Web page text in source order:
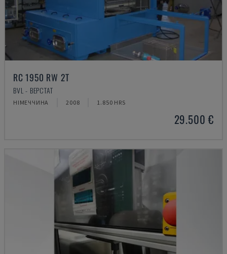
RC 1950 RW 2T
BVL - ВЕРСТАТ
НІМЕЧЧИНА 2008 1.850 HRS
29.500 €